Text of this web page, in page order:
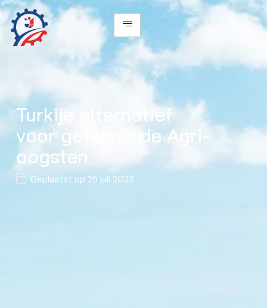
Turkije alternatief
voor geteisterde Agri-
oogsten
Geplaatst op 25 juli 2023